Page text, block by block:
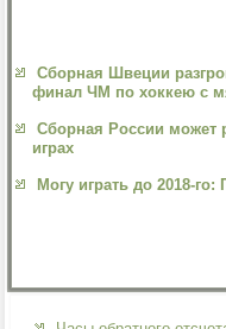
Сборная Швеции
финал ЧМ по хоккею с
Сборная России может
играх
Могу играть до 2018-